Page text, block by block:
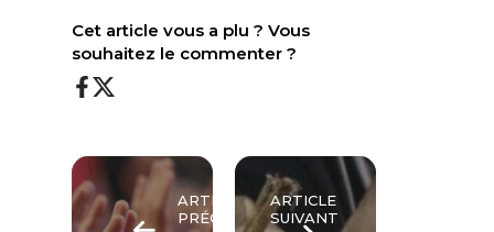
Cet article vous a plu ? Vous
souhaitez le commenter ?
ARTICLE
PRÉCÉDENT
ARTICLE
SUIVANT